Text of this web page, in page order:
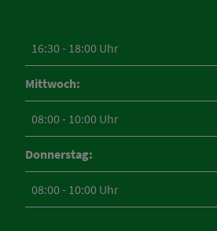
16:30 - 18:00 Uhr
Mittwoch:
08:00 - 10:00 Uhr
Donnerstag:
08:00 - 10:00 Uhr